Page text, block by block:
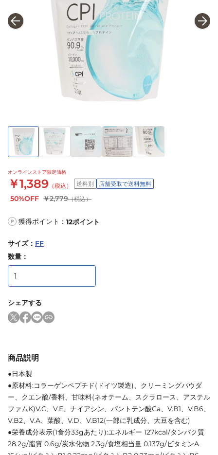
オンラインストア限定価格
￥1,389 （税込） 送料別 店舗受取で送料無料
50%OFF ￥2,779（税込）
P 獲得ポイント： 12ポイント
サイズ： FF
数量：
シェアする
商品説明
●日本製
●原材料:コラーゲンペプチド(ドイツ製造)、クリーミングパウダ
ー、クエン酸/香料、甘味料(ネオテーム、スクラロース、アステル
ファムK)V.C、V.E、ナイアシン、パントテン酸Ca、V.B1、V.B6、
V.B2、V.A、葉酸、V.D、V.B12(一部に乳成分、大豆を含む)
●栄養成分表示(1食分33gあたり):エネルギー 127kcal/タンパク質
28.2g/脂質 0.6g/炭水化物 2.3g/食塩相当量 0.137g/ビタミンA